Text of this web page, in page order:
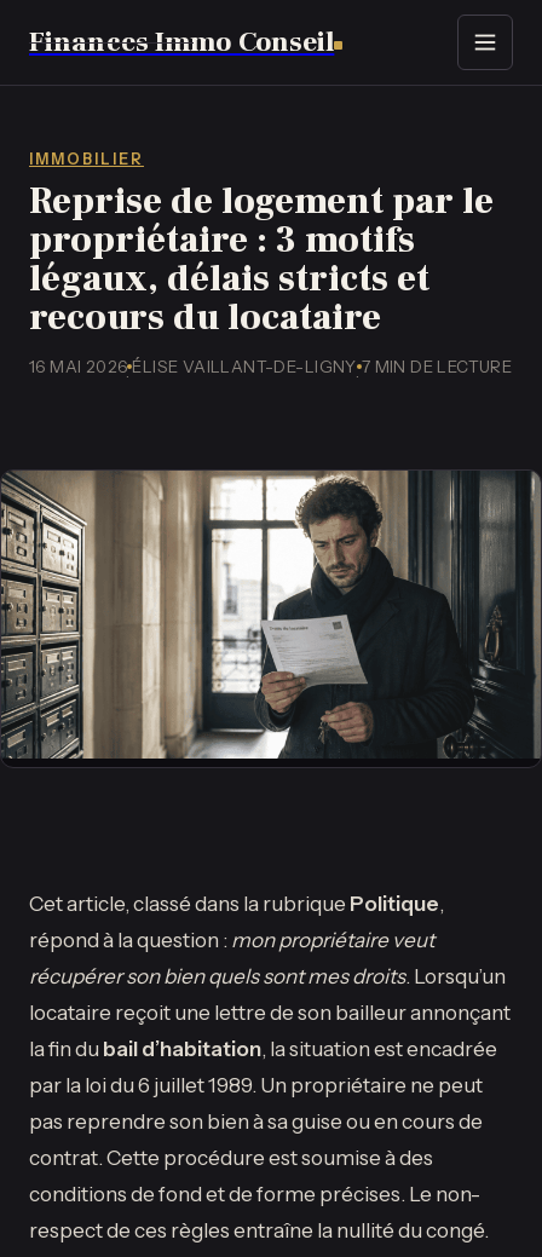
Finances Immo Conseil
Immobilier
Finance
Assurance
Business
Emploi
IMMOBILIER
Reprise de logement par le
propriétaire : 3 motifs
légaux, délais stricts et
recours du locataire
16 MAI 2026
·
ÉLISE VAILLANT-DE-LIGNY
·
7 MIN DE LECTURE
Cet article, classé dans la rubrique Politique,
répond à la question : mon propriétaire veut
récupérer son bien quels sont mes droits. Lorsqu’un
locataire reçoit une lettre de son bailleur annonçant
la fin du bail d’habitation, la situation est encadrée
par la loi du 6 juillet 1989. Un propriétaire ne peut
pas reprendre son bien à sa guise ou en cours de
contrat. Cette procédure est soumise à des
conditions de fond et de forme précises. Le non-
respect de ces règles entraîne la nullité du congé.